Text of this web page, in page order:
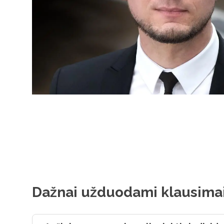
Dažnai užduodami